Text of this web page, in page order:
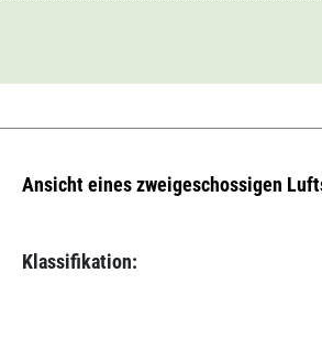
Ansicht eines zweigeschossigen
Klassifikation: